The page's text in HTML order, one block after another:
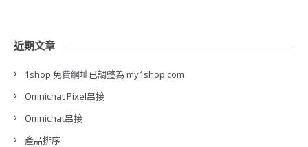
近期文章
1shop 免費網址已調整為 my1shop.com
Omnichat Pixel串接
Omnichat串接
產品排序